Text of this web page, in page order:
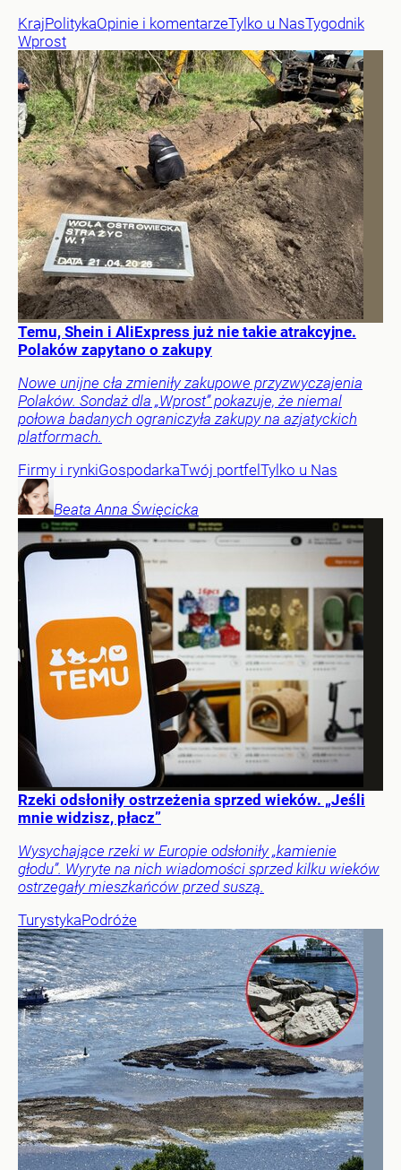
KrajPolitykaOpinie i komentarzeTylko u NasTygodnik
Wprost
Temu, Shein i AliExpress już nie takie atrakcyjne.
Polaków zapytano o zakupy
Nowe unijne cła zmieniły zakupowe przyzwyczajenia
Polaków. Sondaż dla „Wprost” pokazuje, że niemal
połowa badanych ograniczyła zakupy na azjatyckich
platformach.
Firmy i rynkiGospodarkaTwój portfelTylko u Nas
Beata Anna Święcicka
Rzeki odsłoniły ostrzeżenia sprzed wieków. „Jeśli
mnie widzisz, płacz”
Wysychające rzeki w Europie odsłoniły „kamienie
głodu”. Wyryte na nich wiadomości sprzed kilku wieków
ostrzegały mieszkańców przed suszą.
TurystykaPodróże